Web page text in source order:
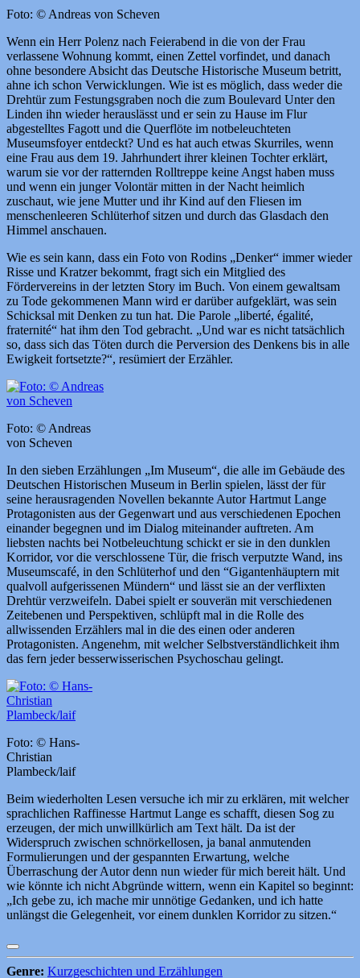
Foto: © Andreas von Scheven
Wenn ein Herr Polenz nach Feierabend in die von der Frau
verlassene Wohnung kommt, einen Zettel vorfindet, und danach
ohne besondere Absicht das Deutsche Historische Museum betritt,
ahne ich schon Verwicklungen. Wie ist es möglich, dass weder die
Drehtür zum Festungsgraben noch die zum Boulevard Unter den
Linden ihn wieder herauslässt und er sein zu Hause im Flur
abgestelltes Fagott und die Querflöte im notbeleuchteten
Museumsfoyer entdeckt? Und es hat auch etwas Skurriles, wenn
eine Frau aus dem 19. Jahrhundert ihrer kleinen Tochter erklärt,
warum sie vor der ratternden Rolltreppe keine Angst haben muss
und wenn ein junger Volontär mitten in der Nacht heimlich
zuschaut, wie jene Mutter und ihr Kind auf den Fliesen im
menschenleeren Schlüterhof sitzen und durch das Glasdach den
Himmel anschauen.
Wie es sein kann, dass ein Foto von Rodins „Denker“ immer wieder
Risse und Kratzer bekommt, fragt sich ein Mitglied des
Fördervereins in der letzten Story im Buch. Von einem gewaltsam
zu Tode gekommenen Mann wird er darüber aufgeklärt, was sein
Schicksal mit Denken zu tun hat. Die Parole „liberté, égalité,
fraternité“ hat ihm den Tod gebracht. „Und war es nicht tatsächlich
so, dass sich das Töten durch die Perversion des Denkens bis in alle
Ewigkeit fortsetzte?“, resümiert der Erzähler.
Foto: © Andreas
von Scheven
In den sieben Erzählungen „Im Museum“, die alle im Gebäude des
Deutschen Historischen Museum in Berlin spielen, lässt der für
seine herausragenden Novellen bekannte Autor Hartmut Lange
Protagonisten aus der Gegenwart und aus verschiedenen Epochen
einander begegnen und im Dialog miteinander auftreten. Am
liebsten nachts bei Notbeleuchtung schickt er sie in den dunklen
Korridor, vor die verschlossene Tür, die frisch verputzte Wand, ins
Museumscafé, in den Schlüterhof und den “Gigantenhäuptern mit
qualvoll aufgerissenen Mündern“ und lässt sie an der verflixten
Drehtür verzweifeln. Dabei spielt er souverän mit verschiedenen
Zeitebenen und Perspektiven, schlüpft mal in die Rolle des
allwissenden Erzählers mal in die des einen oder anderen
Protagonisten. Angenehm, mit welcher Selbstverständlichkeit ihm
das fern jeder besserwisserischen Psychoschau gelingt.
Foto: © Hans-
Christian
Plambeck/laif
Beim wiederholten Lesen versuche ich mir zu erklären, mit welcher
sprachlichen Raffinesse Hartmut Lange es schafft, diesen Sog zu
erzeugen, der mich unwillkürlich am Text hält. Da ist der
Widerspruch zwischen schnörkellosen, ja banal anmutenden
Formulierungen und der gespannten Erwartung, welche
Überraschung der Autor denn nun wieder für mich bereit hält. Und
wie könnte ich nicht Abgründe wittern, wenn ein Kapitel so beginnt:
„Ich gebe zu, ich mache mir unnötige Gedanken, und ich hatte
unlängst die Gelegenheit, vor einem dunklen Korridor zu sitzen.“
Genre: Kurzgeschichten und Erzählungen